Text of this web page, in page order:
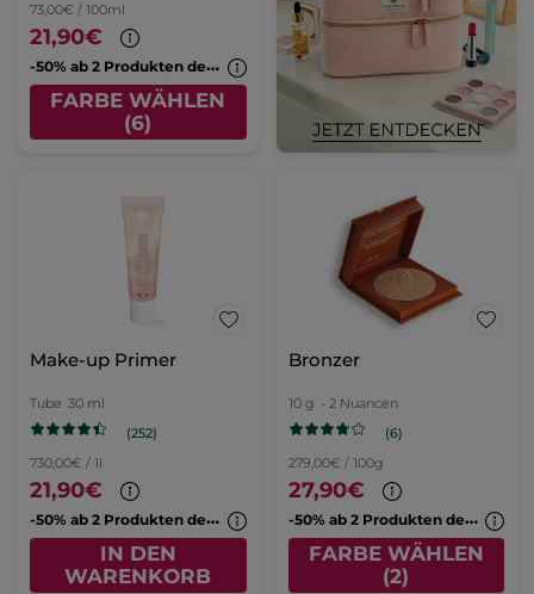
73,00€ / 100ml
21,90€
-
50% ab 2 Produkten deiner Wahl
FARBE WÄHLEN
(6)
Make-up Primer
Tube 30 ml
(252)
730,00€ / 1l
21,90€
-
50% ab 2 Produkten deiner Wahl
IN DEN
WARENKORB
Bronzer
10 g - 2 Nuancen
(6)
279,00€ / 100g
27,90€
-
50% ab 2 Produkten deiner Wahl
FARBE WÄHLEN
(2)